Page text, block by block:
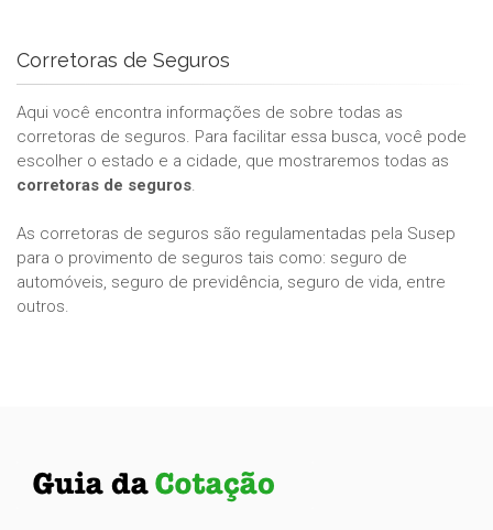
Corretoras de Seguros
Aqui você encontra informações de sobre todas as
corretoras de seguros. Para facilitar essa busca, você pode
escolher o estado e a cidade, que mostraremos todas as
corretoras de seguros.
As corretoras de seguros são regulamentadas pela Susep
para o provimento de seguros tais como: seguro de
automóveis, seguro de previdência, seguro de vida, entre
outros.